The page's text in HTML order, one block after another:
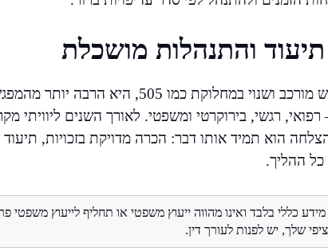
והתנהלות מושכלת
תאונת דרכים, ובפרט בכביש מורכב ושנוי
רגשי, בירוקרטי ומשפטי. לאורך השנים ליוויתי
הוא תמיד אותו דבר: הכרה מדויקת בזכויות,
כל ההליך.
כללי בלבד ואינו מהווה ייעוץ משפטי או תחליף לייעוץ משפטי
שלך, יש לפנות לעורך דין.